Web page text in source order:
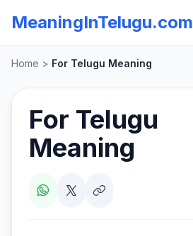
MeaningInTelugu.com
Home > For Telugu Meaning
For Telugu
Meaning